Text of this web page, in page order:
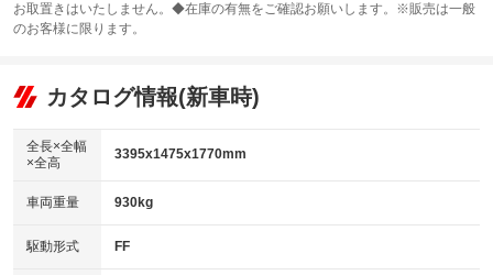
サンルーフ
：装備なし ABS
リフトアップ
：装備なし
：装備なし
パワーウィンドウ
アイドリングストップ
：装備あり
USB入力端子
：装備なし
TV：フルセグ
：装備あり
ビジュアル：-／DVD再生
：装備あり
：装備なし
革シート
キーレス
HID(キセノンライト)
：装備なし
お取置きはいたしません。◆在庫の有無をご確認お願いします。※販売は一般
のお客様に限ります。
カタログ情報(新車時)
全長×全幅
×全高
3395x1475x1770mm
車両重量 930kg
駆動形式 FF